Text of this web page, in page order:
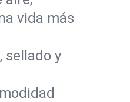
vida más
sellado y